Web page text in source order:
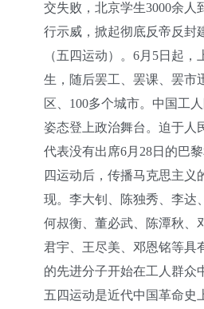
交失败，北京学生3000余人
行示威，掀起彻底反帝反封
（五四运动）。6月5日起
生，随后罢工、罢课、罢市
区、100多个城市。中国工
姿态登上政治舞台。迫于人
代表没有出席6月28日的巴
四运动后，传播马克思主义
现。李大钊、陈独秀、李达
何叔衡、董必武、陈潭秋、
君宇、王尽美、邓恩铭等具
的先进分子开始在工人群众
五四运动是近代中国革命史